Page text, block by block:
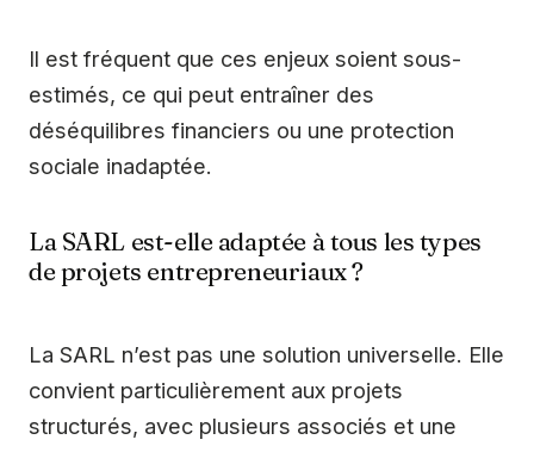
Il est fréquent que ces enjeux soient sous-
estimés, ce qui peut entraîner des
déséquilibres financiers ou une protection
sociale inadaptée.
La SARL est-elle adaptée à tous les types
de projets entrepreneuriaux ?
La SARL n’est pas une solution universelle. Elle
convient particulièrement aux projets
structurés, avec plusieurs associés et une